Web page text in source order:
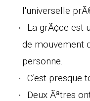
l'universelle
La grÃ¢ce est
de mouvement
personne.
C'est presque
Deux Ãªtres